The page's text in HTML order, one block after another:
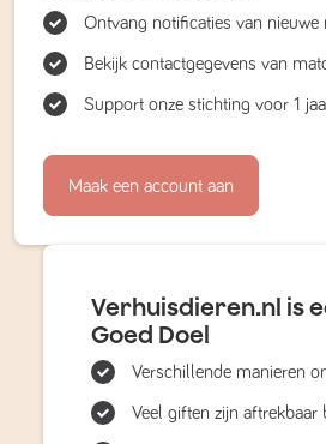
Ontvang notificaties van nieuwe
Bekijk contactgegevens van
Support onze stichting voor 1
Maak een account aan
Verhuisdieren.nl is
Goed Doel
Verschillende manieren
Veel giften zijn aftrekbaar